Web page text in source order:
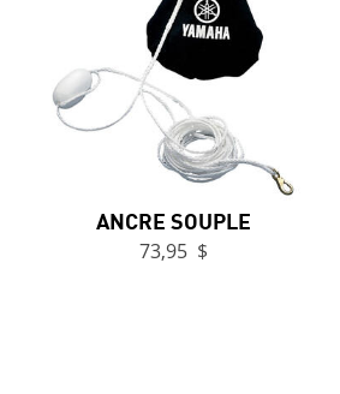
ANCRE SOUPLE
73,95 $